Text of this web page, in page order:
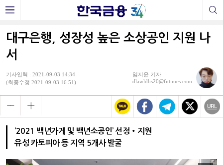
대구은행, 성장성 높은 소상공인 지원 나
서
기사입력 : 2021-09-03 14:34
(최종수정 2021-09-03 16:51)
임지윤 기자
dlawldbs20@fntimes.com
‘2021 백년가게 및 백년소공인’ 선정‧지원
유성 카토피아 등 지역 5개사 발굴